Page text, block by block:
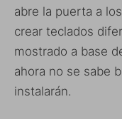
abre la puerta a
crear teclados
mostrado a base
ahora no se sabe
instalarán.